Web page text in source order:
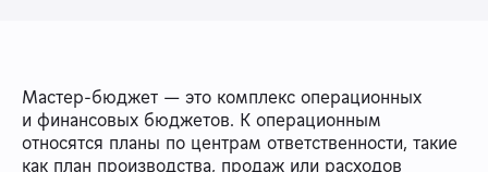
Мастер-бюджет — это комплекс операционных
и финансовых бюджетов. К операционным
относятся планы по центрам ответственности, такие
как план производства, продаж или расходов